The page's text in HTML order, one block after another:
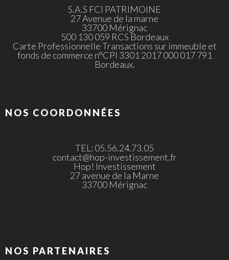
S.A.S FCI PATRIMOINE
27 Avenue de la marne
33700 Mérignac
500 130 059 RCS Bordeaux
Carte Professionnelle Transactions sur immeuble et
fonds de commerce n°CPI 3301 2017 000 017 791
Bordeaux.
NOS COORDONNÉES
TEL: 05.56.24.73.05
contact@hop-investissement.fr
Hop! Investissement
27 avenue de la Marne
33700 Mérignac
NOS PARTENAIRES